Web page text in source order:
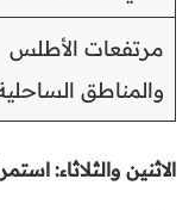
مرتفعات الأطلس
والمناطق
الاثنين والثلاثاء: